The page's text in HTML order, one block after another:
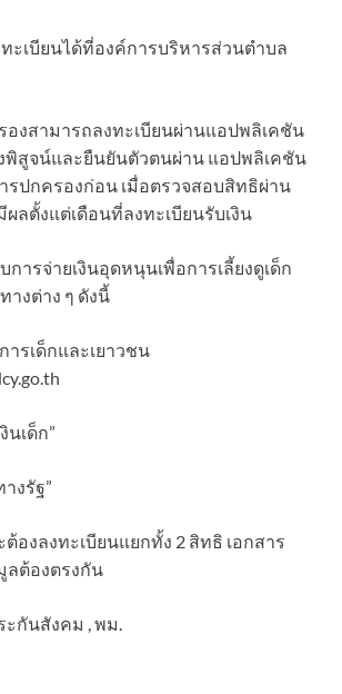
ะเบียนได้ที่องค์การบริหารส่วนตำบล
งสามารถลงทะเบียนผ่านแอปพลิเคชัน
งพิสูจน์และยืนยันตัวตนผ่าน แอปพลิเคชัน
รปกครองก่อน เมื่อตรวจสอบสิทธิผ่าน
ผลตั้งแต่เดือนที่ลงทะเบียนรับเงิน
ารจ่ายเงินอุดหนุนเพื่อการเลี้ยงดูเด็ก
างต่าง ๆ ดังนี้
ารเด็กและเยาวชน
นเด็ก”
งรัฐ”
องลงทะเบียนแยกทั้ง 2 สิทธิ เอกสาร
ลต้องตรงกัน
กันสังคม , พม.